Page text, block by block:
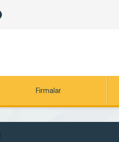
Firmalar